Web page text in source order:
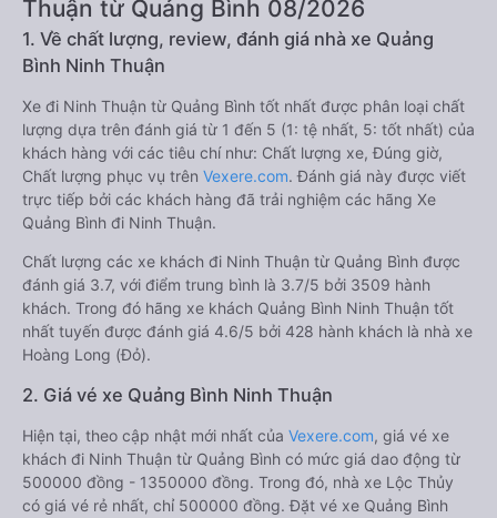
Thuận từ Quảng Bình 08/2026
1. Về chất lượng, review, đánh giá nhà xe Quảng
Bình Ninh Thuận
Xe đi Ninh Thuận từ Quảng Bình tốt nhất được phân loại chất
lượng dựa trên đánh giá từ 1 đến 5 (1: tệ nhất, 5: tốt nhất) của
khách hàng với các tiêu chí như: Chất lượng xe, Đúng giờ,
Chất lượng phục vụ trên Vexere.com. Đánh giá này được viết
trực tiếp bởi các khách hàng đã trải nghiệm các hãng Xe
Quảng Bình đi Ninh Thuận.
Chất lượng các xe khách đi Ninh Thuận từ Quảng Bình được
đánh giá 3.7, với điểm trung bình là 3.7/5 bởi 3509 hành
khách. Trong đó hãng xe khách Quảng Bình Ninh Thuận tốt
nhất tuyến được đánh giá 4.6/5 bởi 428 hành khách là nhà xe
Hoàng Long (Đỏ).
2. Giá vé xe Quảng Bình Ninh Thuận
Hiện tại, theo cập nhật mới nhất của Vexere.com, giá vé xe
khách đi Ninh Thuận từ Quảng Bình có mức giá dao động từ
500000 đồng - 1350000 đồng. Trong đó, nhà xe Lộc Thủy
có giá vé rẻ nhất, chỉ 500000 đồng. Đặt vé xe Quảng Bình